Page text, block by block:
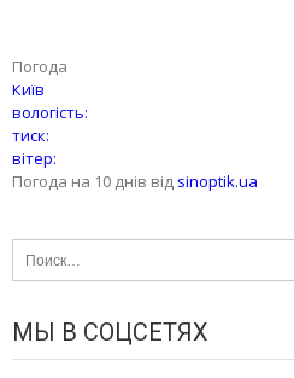
Погода
Київ
вологість:
тиск:
вітер:
Погода на 10 днів від sinoptik.ua
Найти:
МЫ В СОЦСЕТЯХ